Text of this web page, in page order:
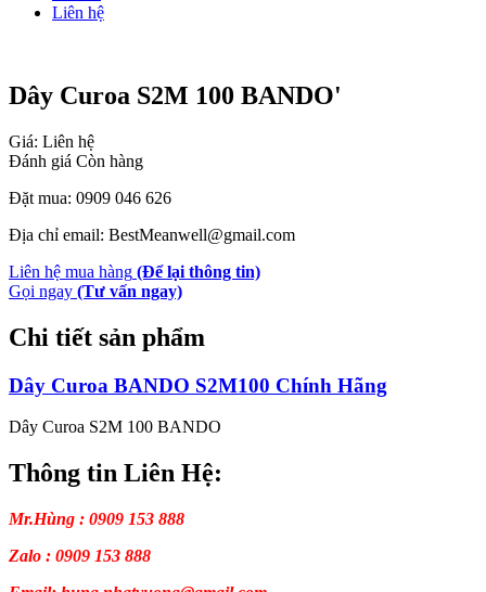
Liên hệ
Dây Curoa S2M 100 BANDO'
Giá: Liên hệ
Đánh giá Còn hàng
Đặt mua: 0909 046 626
Địa chỉ email: BestMeanwell@gmail.com
Liên hệ mua hàng (Để lại thông tin)
Gọi ngay (Tư vấn ngay)
Chi tiết sản phẩm
Dây Curoa BANDO S2M100 Chính Hãng
Dây Curoa S2M 100 BANDO
Thông tin Liên Hệ:
Mr.Hùng : 0909 153 888
Zalo : 0909 153 888